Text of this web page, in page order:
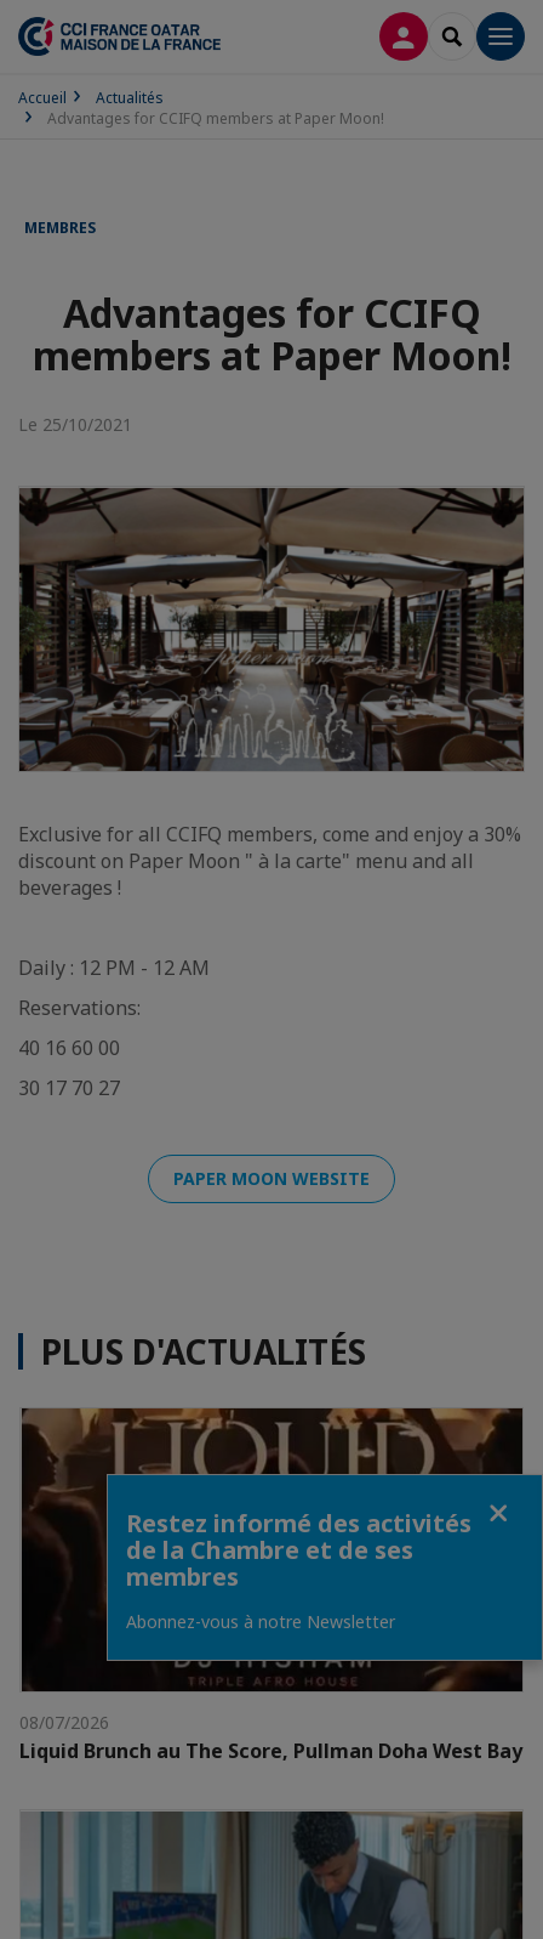
CONNEXION
Accueil
Actualités
Advantages for CCIFQ members at Paper Moon!
MEMBRES
Advantages for CCIFQ
members at Paper Moon!
Le 25/10/2021
Exclusive for all CCIFQ members, come and enjoy a 30%
discount on Paper Moon " à la carte" menu and all
beverages !
Daily : 12 PM - 12 AM
Reservations:
40 16 60 00
30 17 70 27
PAPER MOON WEBSITE
PLUS D'ACTUALITÉS
08/07/2026
Liquid Brunch au The Score, Pullman Doha West Bay
Restez informé des activités
de la Chambre et de ses
membres
Abonnez-vous à notre Newsletter